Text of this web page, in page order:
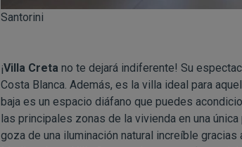
Santorini
¡Villa Creta no te dejará indiferente! Su
Costa Blanca. Además, es la villa ideal para
baja es un espacio diáfano que puedes
las principales zonas de la vivienda en una
goza de una iluminación natural increíble